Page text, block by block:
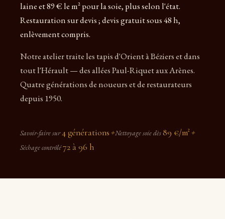
laine et 89 € le m² pour la soie, plus selon l'état.
Restauration sur devis ; devis gratuit sous 48 h,
enlèvement compris.
Notre atelier traite les tapis d'Orient à Béziers et dans
tout l'Hérault — des allées Paul-Riquet aux Arènes.
Quatre générations de noueurs et de restaurateurs
depuis 1950.
Savoir-faire sur4 générations ✦Nettoyage soie dès 89 €/m² ✦
Séchage contrôlé72 à 96 h